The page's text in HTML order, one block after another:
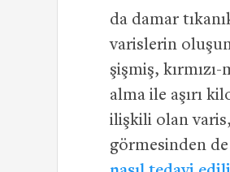
da damar
varislerin
şişmiş,
alma ile aşırı
ilişkili olan
görmesinden